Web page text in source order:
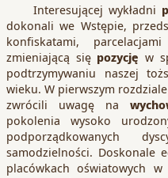
Interesującej wykładni
dokonali we Wstępie,
konfiskatami,
zmieniającą się pozycję w
podtrzymywaniu naszej
wieku. W pierwszym
zwrócili uwagę na
pokolenia wysoko
podporządkowanych
samodzielności. Doskonale
placówkach oświatowych